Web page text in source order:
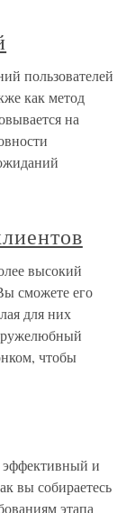
пользователей
как метод
на
высокий
сможете его
для них
чтобы
эффективный и
вы собираетесь
этапа